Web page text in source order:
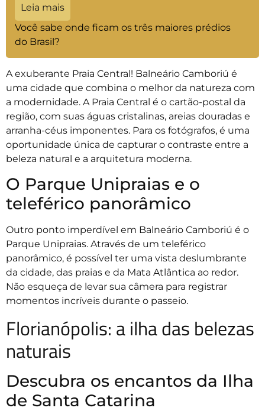
Leia mais
Você sabe onde ficam os três maiores prédios
do Brasil?
A exuberante Praia Central! Balneário Camboriú é
uma cidade que combina o melhor da natureza com
a modernidade. A Praia Central é o cartão-postal da
região, com suas águas cristalinas, areias douradas e
arranha-céus imponentes. Para os fotógrafos, é uma
oportunidade única de capturar o contraste entre a
beleza natural e a arquitetura moderna.
O Parque Unipraias e o
teleférico panorâmico
Outro ponto imperdível em Balneário Camboriú é o
Parque Unipraias. Através de um teleférico
panorâmico, é possível ter uma vista deslumbrante
da cidade, das praias e da Mata Atlântica ao redor.
Não esqueça de levar sua câmera para registrar
momentos incríveis durante o passeio.
Florianópolis: a ilha das belezas
naturais
Descubra os encantos da Ilha
de Santa Catarina